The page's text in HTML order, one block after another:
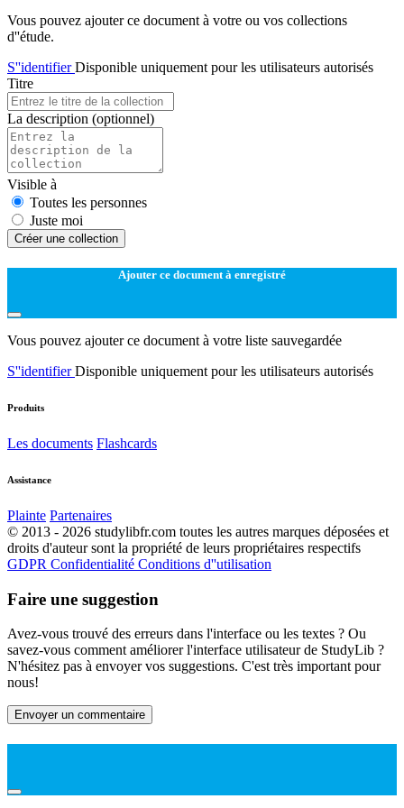
Vous pouvez ajouter ce document à votre ou vos collections
d''étude.
S''identifierDisponible uniquement pour les utilisateurs autorisés
Titre
La description (optionnel)
Visible à
Toutes les personnes
Juste moi
Créer une collection
Ajouter ce document à enregistré
Vous pouvez ajouter ce document à votre liste sauvegardée
S''identifierDisponible uniquement pour les utilisateurs autorisés
Produits
Les documents Flashcards
Assistance
Plainte Partenaires
© 2013 - 2026 studylibfr.com toutes les autres marques déposées et
droits d'auteur sont la propriété de leurs propriétaires respectifs
GDPR Confidentialité Conditions d''utilisation
Faire une suggestion
Avez-vous trouvé des erreurs dans l'interface ou les textes ? Ou
savez-vous comment améliorer l'interface utilisateur de StudyLib ?
N'hésitez pas à envoyer vos suggestions. C'est très important pour
nous!
Envoyer un commentaire